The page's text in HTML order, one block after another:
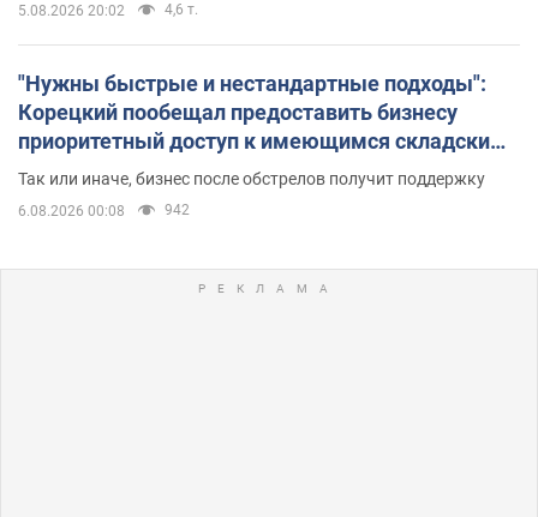
5.08.2026 20:02 4,6 т.
"Нужны быстрые и нестандартные подходы":
Корецкий пообещал предоставить бизнесу
приоритетный доступ к имеющимся складским
помещениям
Так или иначе, бизнес после обстрелов получит поддержку
6.08.2026 00:08 942